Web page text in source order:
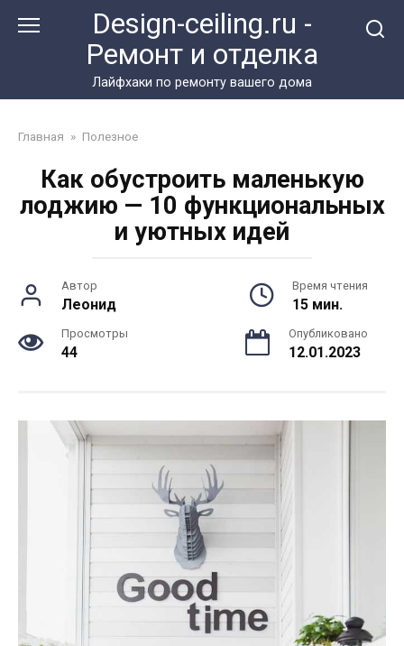
Design-ceiling.ru -
Ремонт и отделка
Лайфхаки по ремонту вашего дома
Главная » Полезное
Как обустроить маленькую
лоджию — 10 функциональных
и уютных идей
Автор
Леонид
Время чтения
15 мин.
Просмотры
44
Опубликовано
12.01.2023